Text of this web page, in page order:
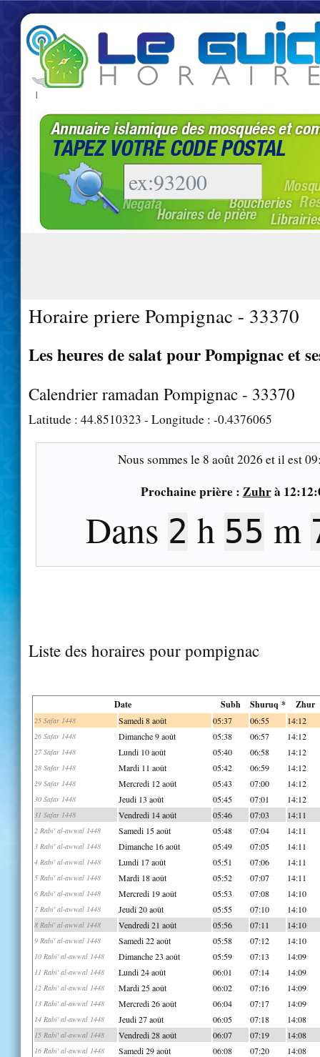
|
Horaire priere Pompignac - 33370
Les heures de salat pour Pompignac et
Calendrier ramadan Pompignac - 33370
Latitude : 44.8510323 - Longitude : -0.4376065
Nous sommes le 8 août 2026 et il est
Prochaine prière : Zuhrà
Dans 2 h 55 m
Liste des horaires pour pompignac
Date Subh Shuruq * Zhur
25 Safar 1448 Samedi 8 août 05:37 06:55 14:12
26 Safar 1448 Dimanche 9 août 05:38 06:57 14:12
27 Safar 1448 Lundi 10 août 05:40 06:58 14:12
28 Safar 1448 Mardi 11 août 05:42 06:59 14:12
29 Safar 1448 Mercredi 12 août 05:43 07:00 14:12
30 Safar 1448 Jeudi 13 août 05:45 07:01 14:12
31 Safar 1448 Vendredi 14 août 05:46 07:03 14:11
2 Rabi' al-awwal 1448 Samedi 15 août 05:48 07:04 14:11
3 Rabi' al-awwal 1448 Dimanche 16 août 05:49 07:05 14:11
4 Rabi' al-awwal 1448 Lundi 17 août 05:51 07:06 14:11
5 Rabi' al-awwal 1448 Mardi 18 août 05:52 07:07 14:11
6 Rabi' al-awwal 1448 Mercredi 19 août 05:53 07:08 14:10
7 Rabi' al-awwal 1448 Jeudi 20 août 05:55 07:10 14:10
8 Rabi' al-awwal 1448 Vendredi 21 août 05:56 07:11 14:10
9 Rabi' al-awwal 1448 Samedi 22 août 05:58 07:12 14:10
10 Rabi' al-awwal 1448 Dimanche 23 août 05:59 07:13 14:09
11 Rabi' al-awwal 1448 Lundi 24 août 06:01 07:14 14:09
12 Rabi' al-awwal 1448 Mardi 25 août 06:02 07:16 14:09
13 Rabi' al-awwal 1448 Mercredi 26 août 06:04 07:17 14:09
14 Rabi' al-awwal 1448 Jeudi 27 août 06:05 07:18 14:08
15 Rabi' al-awwal 1448 Vendredi 28 août 06:07 07:19 14:08
16 Rabi' al-awwal 1448 Samedi 29 août 06:08 07:20 14:08